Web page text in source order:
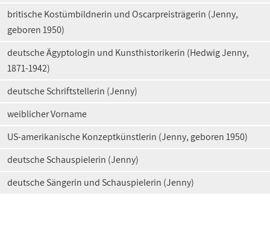
britische Kostümbildnerin und Oscarpreisträgerin (Jenny,
geboren 1950)
deutsche Ägyptologin und Kunsthistorikerin (Hedwig Jenny,
1871-1942)
deutsche Schriftstellerin (Jenny)
weiblicher Vorname
US-amerikanische Konzeptkünstlerin (Jenny, geboren 1950)
deutsche Schauspielerin (Jenny)
deutsche Sängerin und Schauspielerin (Jenny)